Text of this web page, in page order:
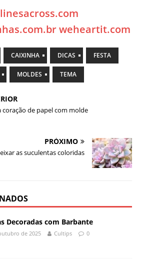
weheartit.com
CAIXINHA DICAS FESTA
MOLDES TEMA
coração de papel com molde
PRÓXIMO
as suculentas coloridas
Decoradas com Barbante
de 2025 Cultips 0